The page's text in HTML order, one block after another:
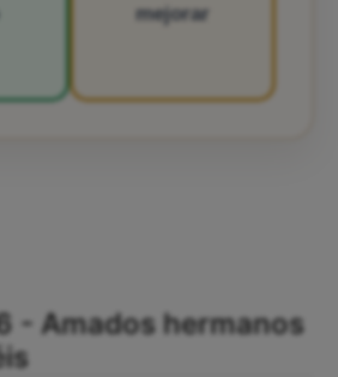
mejorar
- Amados hermanos